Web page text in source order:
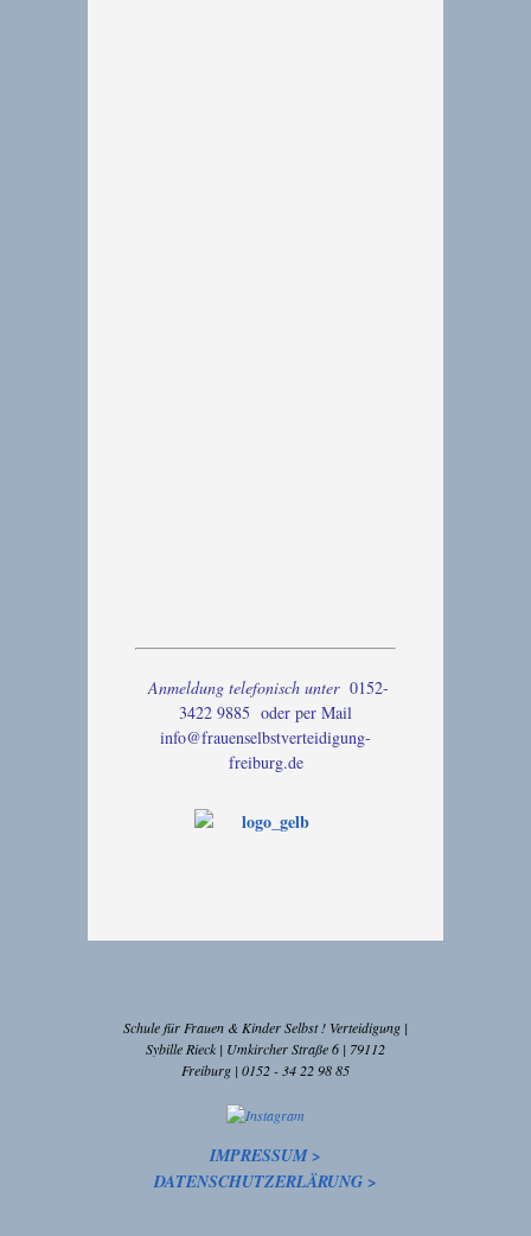
Anmeldung telefonisch unter 0152-
3422 9885 oder per Mail
info@frauenselbstverteidigung-
freiburg.de
Schule für Frauen & Kinder Selbst ! Verteidigung |
Sybille Rieck | Umkircher Straße 6 | 79112
Freiburg | 0152 - 34 22 98 85
IMPRESSUM >
DATENSCHUTZERLÄRUNG >